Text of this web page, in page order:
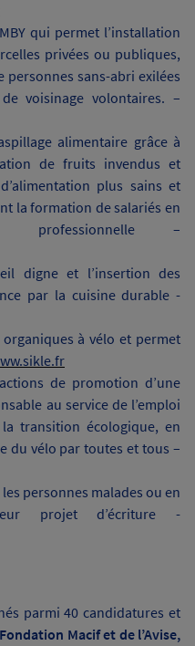
qui permet l’installation
privées ou publiques,
personnes sans-abri exilées
voisinage volontaires. –
alimentaire grâce à
de fruits invendus et
plus sains et
la formation de salariés en
professionnelle –
digne et l’insertion des
par la cuisine durable -
à vélo et permet
de promotion d’une
au service de l’emploi
transition écologique, en
du vélo par toutes et tous –
personnes malades ou en
projet d’écriture -
parmi 40 candidatures et
Macif et de l’Avise,